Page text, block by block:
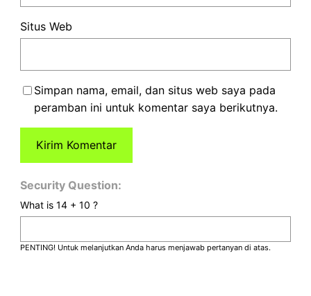
Situs Web
Simpan nama, email, dan situs web saya pada
peramban ini untuk komentar saya berikutnya.
Security Question:
What is 14 + 10 ?
PENTING! Untuk melanjutkan Anda harus menjawab pertanyan di atas.